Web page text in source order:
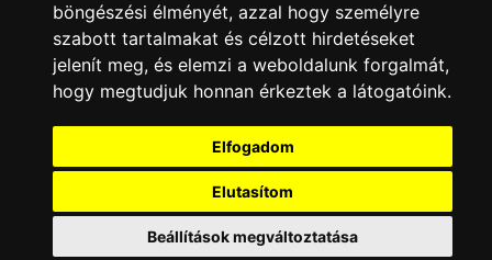
böngészési élményét, azzal hogy személyre
szabott tartalmakat és célzott hirdetéseket
jelenít meg, és elemzi a weboldalunk forgalmát,
hogy megtudjuk honnan érkeztek a látogatóink.
Elfogadom
Elutasítom
Beállítások megváltoztatása